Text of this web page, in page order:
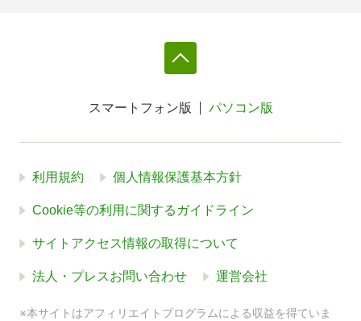
スマートフォン版 パソコン版
利用規約 個人情報保護基本方針
Cookie等の利用に関するガイドライン
サイトアクセス情報の取得について
法人・プレスお問い合わせ 運営会社
※本サイトはアフィリエイトプログラムによる収益を得ていま